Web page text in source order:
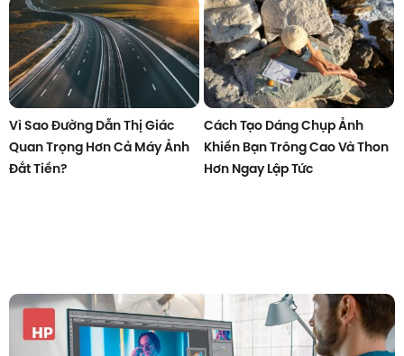
Vì Sao Đường Dẫn Thị Giác
Quan Trọng Hơn Cả Máy Ảnh
Đắt Tiền?
Cách Tạo Dáng Chụp Ảnh
Khiến Bạn Trông Cao Và Thon
Hơn Ngay Lập Tức